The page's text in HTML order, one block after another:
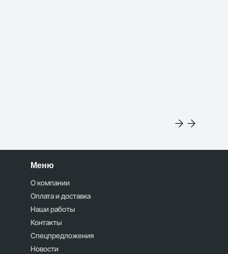
Меню
О компании
Оплата и доставка
Наши работы
Контакты
Спецпредложения
Новости